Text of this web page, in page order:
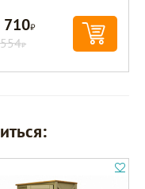
710Р
Р